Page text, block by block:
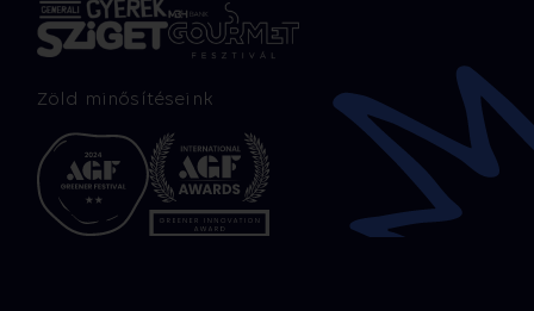
Zöld minősítéseink